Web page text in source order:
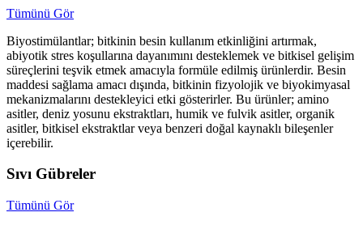
Tümünü Gör
Biyostimülantlar; bitkinin besin kullanım etkinliğini artırmak,
abiyotik stres koşullarına dayanımını desteklemek ve bitkisel gelişim
süreçlerini teşvik etmek amacıyla formüle edilmiş ürünlerdir. Besin
maddesi sağlama amacı dışında, bitkinin fizyolojik ve biyokimyasal
mekanizmalarını destekleyici etki gösterirler. Bu ürünler; amino
asitler, deniz yosunu ekstraktları, humik ve fulvik asitler, organik
asitler, bitkisel ekstraktlar veya benzeri doğal kaynaklı bileşenler
içerebilir.
Sıvı Gübreler
Tümünü Gör